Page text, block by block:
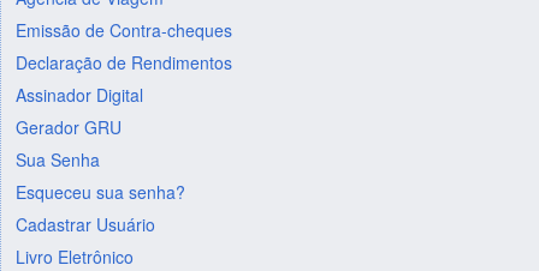
Emissão de Contra-cheques
Declaração de Rendimentos
Assinador Digital
Gerador GRU
Sua Senha
Esqueceu sua senha?
Cadastrar Usuário
Livro Eletrônico